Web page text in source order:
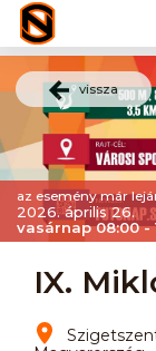
vissza
az esemény már
2026. április 26.
vasárnap 08:00 -
IX.